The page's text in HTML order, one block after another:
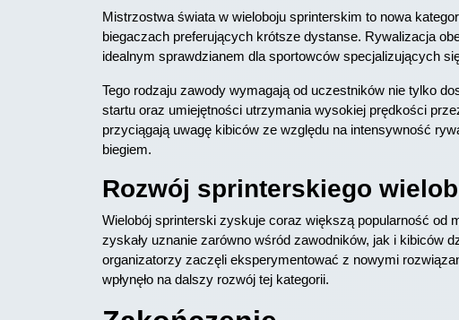
Mistrzostwa świata w wieloboju sprinterskim to nowa
biegaczach preferujących krótsze dystanse. Rywalizacja
idealnym sprawdzianem dla sportowców specjalizujących
Tego rodzaju zawody wymagają od uczestników nie tylko
startu oraz umiejętności utrzymania wysokiej prędkości
przyciągają uwagę kibiców ze względu na intensywność
biegiem.
Rozwój sprinterskiego
Wielobój sprinterski zyskuje coraz większą popularność od
zyskały uznanie zarówno wśród zawodników, jak i kibiców
organizatorzy zaczęli eksperymentować z nowymi
wpłynęło na dalszy rozwój tej kategorii.